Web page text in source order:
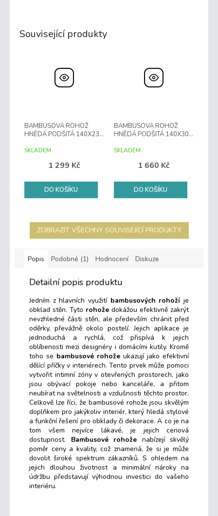
Související produkty
BAMBUSOVÁ ROHOŽ
HNĚDÁ PODŠITÁ 140X230
SKLADEM
1 299 Kč
DO KOŠÍKU
BAMBUSOVÁ ROHOŽ
HNĚDÁ PODŠITÁ 140X300
SKLADEM
1 660 Kč
DO KOŠÍKU
ZOBRAZIT VŠECHNY SOUVISEJÍCÍ PRODUKTY
Popis Podobné (1) Hodnocení Diskuze
Detailní popis produktu
Jedním z hlavních využití bambusových rohoží je
obklad stěn. Tyto rohože dokážou efektivně zakrýt
nevzhledné části stěn, ale především chránit před
oděrky, převážně okolo postelí. Jejich aplikace je
jednoduchá a rychlá, což přispívá k jejich
oblíbenosti mezi designéry i domácími kutily. Kromě
toho se bambusové rohože ukazují jako efektivní
dělící příčky v interiérech. Tento prvek může pomoci
vytvořit intimní zóny v otevřených prostorech, jako
jsou obývací pokoje nebo kanceláře, a přitom
neubírat na světelnosti a vzdušnosti těchto prostor.
Celkově lze říci, že bambusové rohože jsou skvělým
doplňkem pro jakýkoliv interiér, který hledá stylové
a funkční řešení pro obklady či dekorace. A co je na
tom všem nejvíce lákavé, je jejich cenová
dostupnost. Bambusové rohože nabízejí skvělý
poměr ceny a kvality, což znamená, že si je může
dovolit široké spektrum zákazníků. S ohledem na
jejich dlouhou životnost a minimální nároky na
údržbu představují výhodnou investici do vašeho
interiéru.